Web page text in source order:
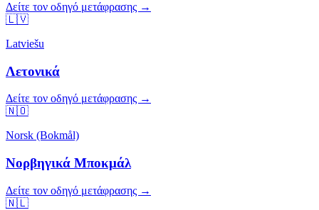
Δείτε τον οδηγό μετάφρασης →
🇱🇻
Latviešu
Λετονικά
Δείτε τον οδηγό μετάφρασης →
🇳🇴
Norsk (Bokmål)
Νορβηγικά Μποκμάλ
Δείτε τον οδηγό μετάφρασης →
🇳🇱